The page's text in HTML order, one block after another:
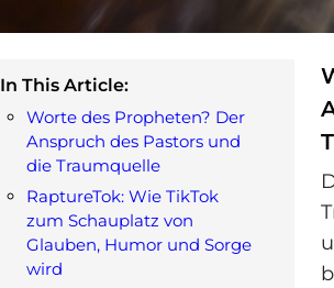
In This Article:
Worte des Propheten? Der
Anspruch des Pastors und
die Traumquelle
RaptureTok: Wie TikTok
zum Schauplatz von
Glauben, Humor und Sorge
wird